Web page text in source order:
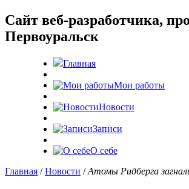
Cайт веб-разработчика,
Первоуральск
Главная
Мои работы
Новости
Записи
О себе
Главная /Новости /Атомы Ридберга